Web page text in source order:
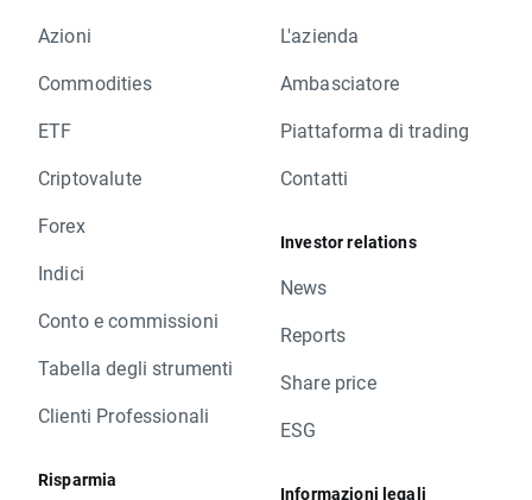
Azioni
Commodities
ETF
Criptovalute
Forex
Indici
Conto e commissioni
Tabella degli strumenti
Clienti Professionali
Risparmia
L'azienda
Ambasciatore
Piattaforma di trading
Contatti
Investor relations
News
Reports
Share price
ESG
Informazioni legali